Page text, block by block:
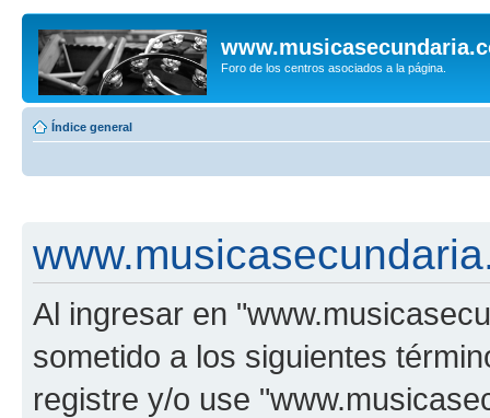
Foro de los centros asociados a la página.
Índice general
Al ingresar en
sometido a los siguientes
registre y/o use